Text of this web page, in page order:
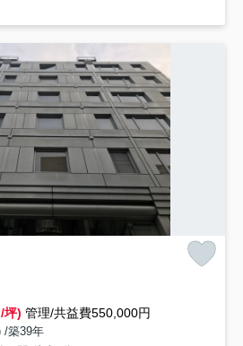
坪) 管理/共益費550,000円
/築39年